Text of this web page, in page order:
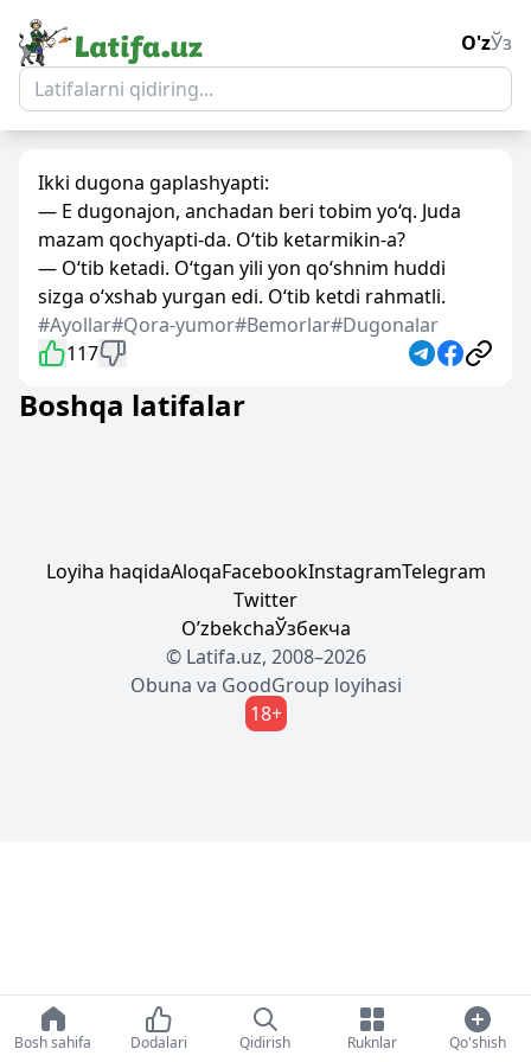
O'zЎз
Ikki dugona gaplashyapti:
— E dugonajon, anchadan beri tobim yo‘q. Juda
mazam qochyapti-da. O‘tib ketarmikin-a?
— O‘tib ketadi. O‘tgan yili yon qo‘shnim huddi
sizga o‘xshab yurgan edi. O‘tib ketdi rahmatli.
#Ayollar#Qora-yumor#Bemorlar#Dugonalar
117
Boshqa latifalar
Loyiha haqidaAloqaFacebookInstagramTelegram
Twitter
OʼzbekchaЎзбекча
© Latifa.uz, 2008–2026
Obuna va GoodGroup loyihasi
18+
Bosh sahifa Dodalari Qidirish Ruknlar Qo'shish